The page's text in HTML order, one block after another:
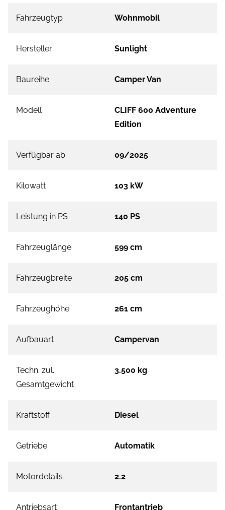
Fahrzeugtyp Wohnmobil
Hersteller Sunlight
Baureihe Camper Van
Modell
CLIFF 600 Adventure
Edition
Verfügbar ab 09/2025
Kilowatt 103 kW
Leistung in PS 140 PS
Fahrzeuglänge 599 cm
Fahrzeugbreite 205 cm
Fahrzeughöhe 261 cm
Aufbauart Campervan
Techn. zul.
Gesamtgewicht
3.500 kg
Kraftstoff Diesel
Getriebe Automatik
Motordetails 2.2
Antriebsart Frontantrieb